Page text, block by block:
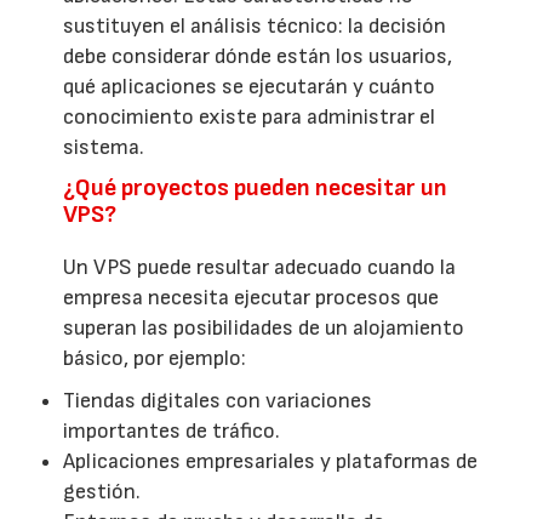
sustituyen el análisis técnico: la decisión
debe considerar dónde están los usuarios,
qué aplicaciones se ejecutarán y cuánto
conocimiento existe para administrar el
sistema.
¿Qué proyectos pueden necesitar un
VPS?
Un VPS puede resultar adecuado cuando la
empresa necesita ejecutar procesos que
superan las posibilidades de un alojamiento
básico, por ejemplo:
Tiendas digitales con variaciones
importantes de tráfico.
Aplicaciones empresariales y plataformas de
gestión.